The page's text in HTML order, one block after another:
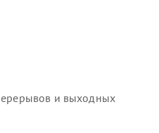
и выходных